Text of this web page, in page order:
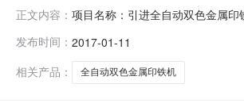
正文内容： 项目名称：引进全自动双色金属
商国别及地区1富士机械工业株式
发布时间： 2017-01-11
相关产品：
全自动双色金属印铁机